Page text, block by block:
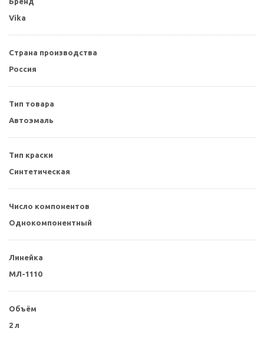
Vika
Страна производства
Россия
Тип товара
Автоэмаль
Тип краски
Синтетическая
Число компонентов
Однокомпонентный
Линейка
МЛ-1110
Объём
2 л